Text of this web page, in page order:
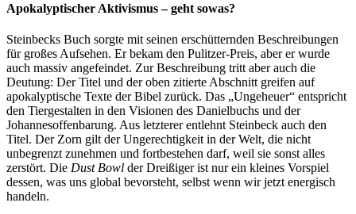
Apokalyptischer Aktivismus – geht sowas?
Steinbecks Buch sorgte mit seinen erschütternden Beschreibungen
für großes Aufsehen. Er bekam den Pulitzer-Preis, aber er wurde
auch massiv angefeindet. Zur Beschreibung tritt aber auch die
Deutung: Der Titel und der oben zitierte Abschnitt greifen auf
apokalyptische Texte der Bibel zurück. Das „Ungeheuer“ entspricht
den Tiergestalten in den Visionen des Danielbuchs und der
Johannesoffenbarung. Aus letzterer entlehnt Steinbeck auch den
Titel. Der Zorn gilt der Ungerechtigkeit in der Welt, die nicht
unbegrenzt zunehmen und fortbestehen darf, weil sie sonst alles
zerstört. Die Dust Bowl der Dreißiger ist nur ein kleines Vorspiel
dessen, was uns global bevorsteht, selbst wenn wir jetzt energisch
handeln.